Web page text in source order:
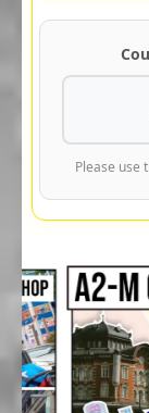
Please use